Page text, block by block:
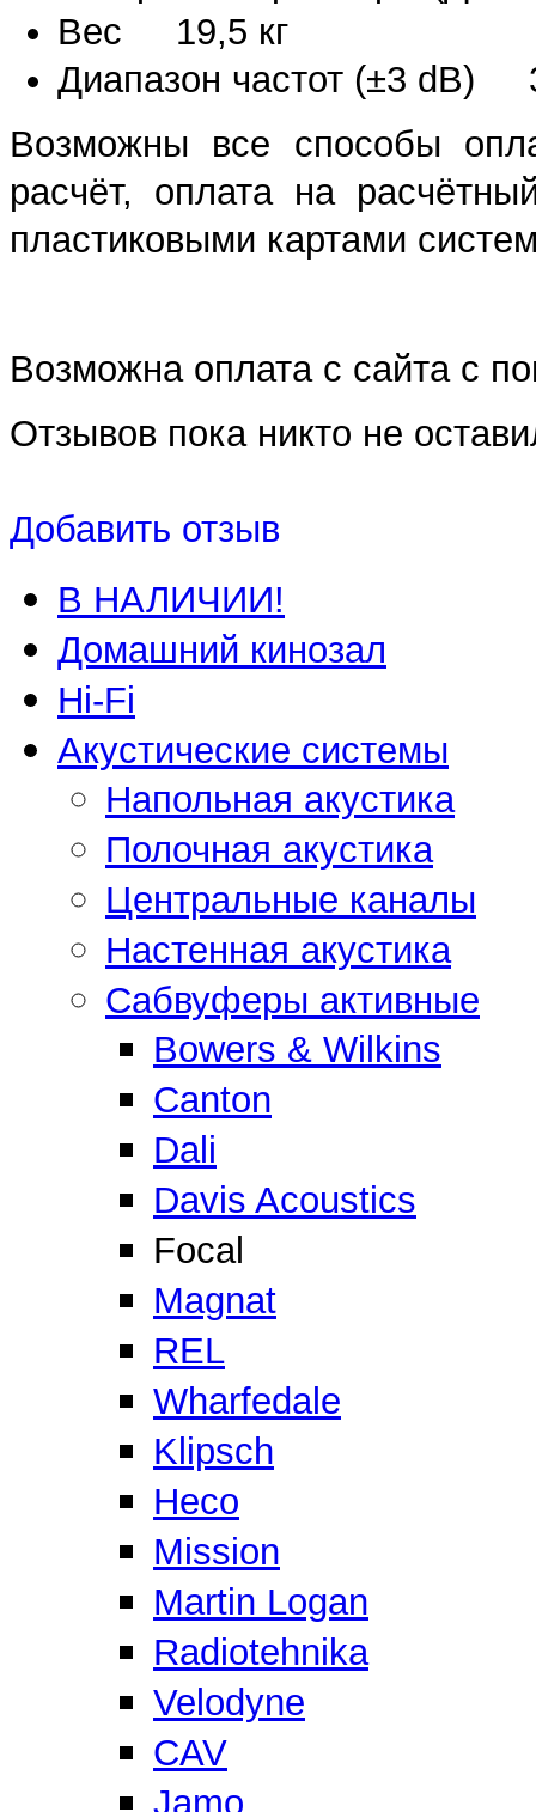
Вес 19,5 кг
Диапазон частот (±3 dB)
Возможны все способы
расчёт, оплата на
пластиковыми картами
Возможна оплата с сайта с
Отзывов пока никто не
Добавить отзыв
В НАЛИЧИИ!
Домашний кинозал
Hi-Fi
Акустические системы
Напольная акустика
Полочная акустика
Центральные каналы
Настенная акустика
Сабвуферы активные
Bowers & Wilkins
Canton
Dali
Davis Acoustics
Focal
Magnat
REL
Wharfedale
Klipsch
Heco
Mission
Martin Logan
Radiotehnika
Velodyne
CAV
Jamo